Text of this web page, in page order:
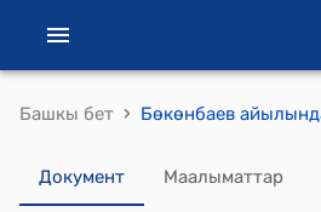
Башкы бет ›
Документ Маалыматтар